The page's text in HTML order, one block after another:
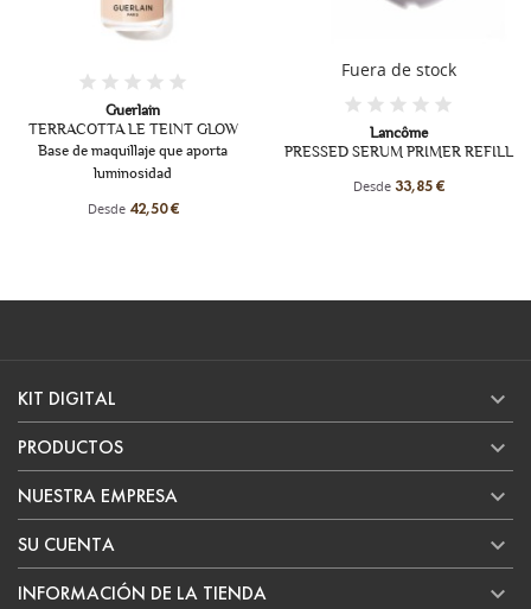
Guerlain
TERRACOTTA LE TEINT GLOW
Base de maquillaje que aporta
luminosidad
Desde 42,50 €
Fuera de stock
Lancôme
PRESSED SERUM PRIMER REFILL
Desde 33,85 €
KIT DIGITAL 
PRODUCTOS 
NUESTRA EMPRESA 
SU CUENTA 
INFORMACIÓN DE LA TIENDA 